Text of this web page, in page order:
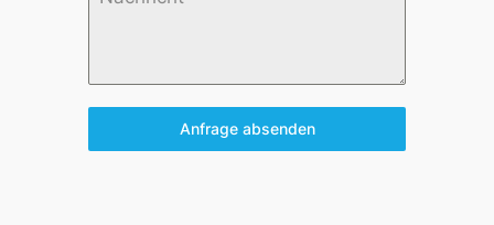
Anfrage absenden